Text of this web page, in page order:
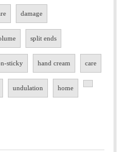
damage
split ends
sticky hand cream care
undulation home